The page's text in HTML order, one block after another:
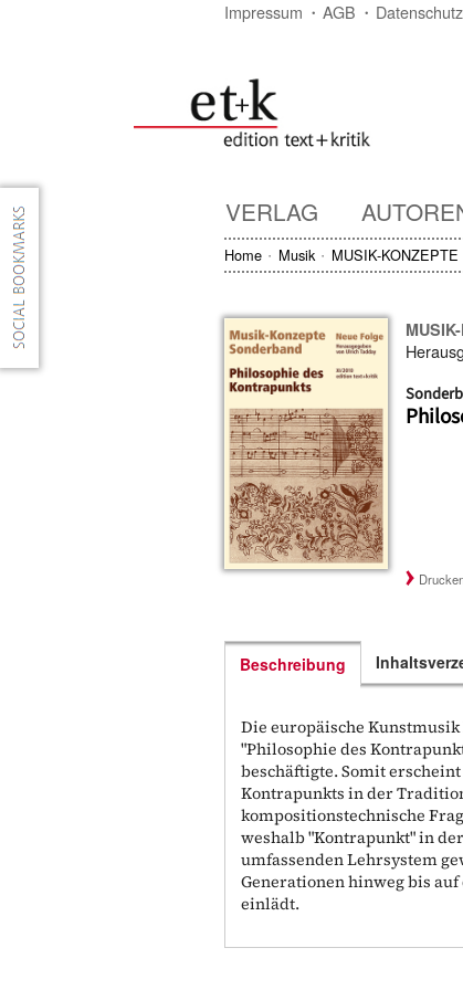
Impressum AGB
VERLAG
Home Musik MUSIK-KONZEPTE
Beschreibung
Die europäische
"Philosophie des
beschäftigte. Somit
Kontrapunkts in der
kompositionstechnische
weshalb "Kontrapunkt" in
umfassenden Lehrsystem
Generationen hinweg bis
einlädt.